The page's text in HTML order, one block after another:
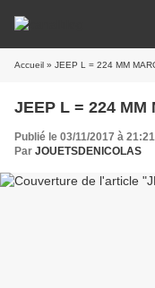
Accueil » JEEP L = 224 MM
JEEP L = 224 MM
Publié le 03/11/2017 à 21:21
Par JOUETSDENICOLAS